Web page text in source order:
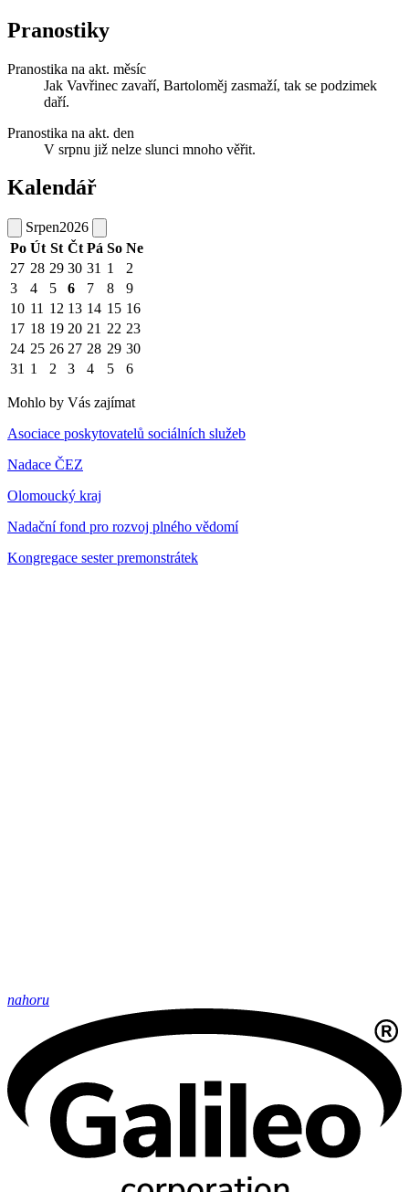
Pranostiky
Pranostika na akt. měsíc
Jak Vavřinec zavaří, Bartoloměj zasmaží, tak se podzimek
daří.
Pranostika na akt. den
V srpnu již nelze slunci mnoho věřit.
Kalendář
Srpen2026
Po Út St Čt Pá So Ne
27 28 29 30 31 1
2
3
4 5 6 7 8
9
10 11 12 13 14 15 16
17 18 19 20 21 22 23
24 25 26 27 28 29 30
31 1 2 3 4 5 6
Mohlo by Vás zajímat
Asociace poskytovatelů sociálních služeb
Nadace ČEZ
Olomoucký kraj
Nadační fond pro rozvoj plného vědomí
Kongregace sester premonstrátek
nahoru